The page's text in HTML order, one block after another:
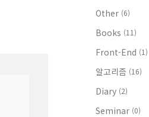
Other (6)
Books (11)
Front-End (1)
알고리즘 (16)
Diary (2)
Seminar (0)